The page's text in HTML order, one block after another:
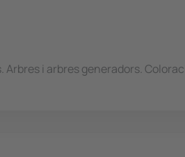
i arbres generadors.